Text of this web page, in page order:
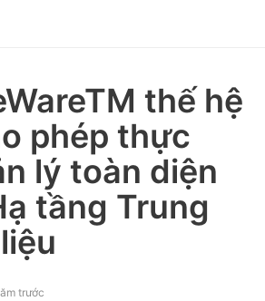
thế hệ
phép thực
lý toàn diện
tầng Trung
trước